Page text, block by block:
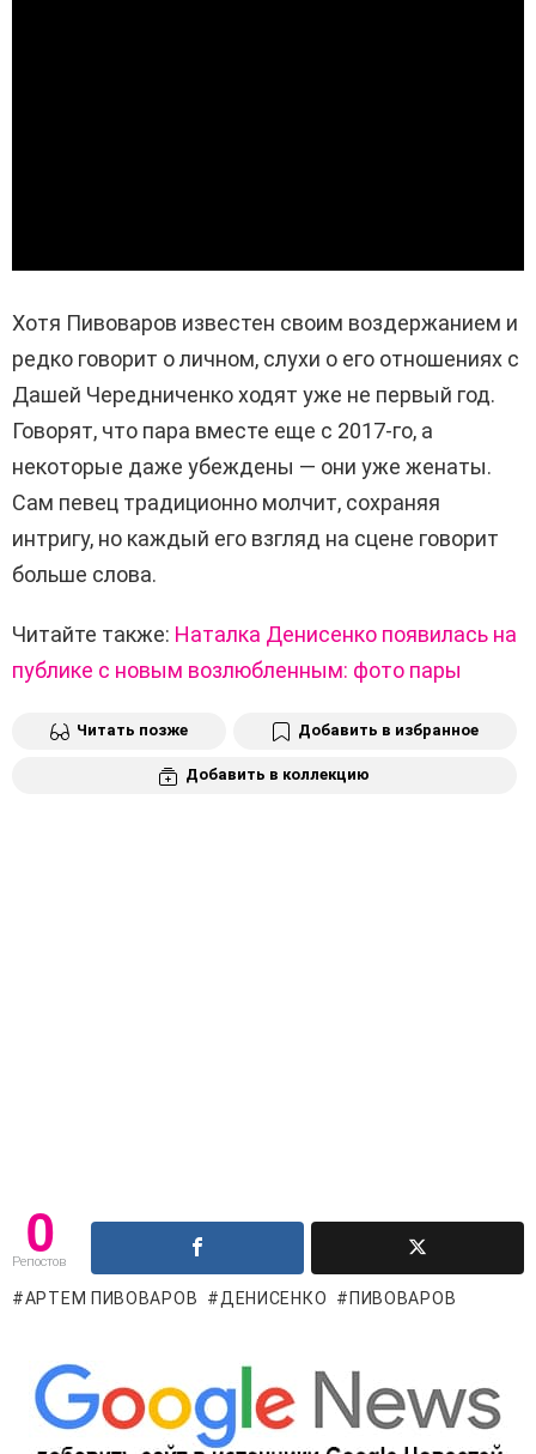
Хотя Пивоваров известен своим воздержанием и
редко говорит о личном, слухи о его отношениях с
Дашей Чередниченко ходят уже не первый год.
Говорят, что пара вместе еще с 2017-го, а
некоторые даже убеждены — они уже женаты.
Сам певец традиционно молчит, сохраняя
интригу, но каждый его взгляд на сцене говорит
больше слова.
Читайте также: Наталка Денисенко появилась на
публике с новым возлюбленным: фото пары
Читать позже Добавить в избранное
Добавить в коллекцию
0
Репостов
АРТЕМ ПИВОВАРОВ ДЕНИСЕНКО ПИВОВАРОВ